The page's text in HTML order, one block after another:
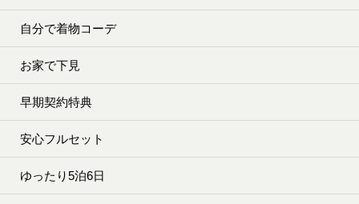
自分で着物コーデ
お家で下見
早期契約特典
安心フルセット
ゆったり5泊6日